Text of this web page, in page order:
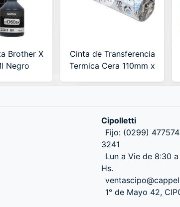
Brother X
Negro
Cinta de Transferencia
Termica Cera 110mm x
Cipolletti
Fijo: (0299)
3241
Lun a Vie de 8:30
Hs.
1° de Mayo 42,